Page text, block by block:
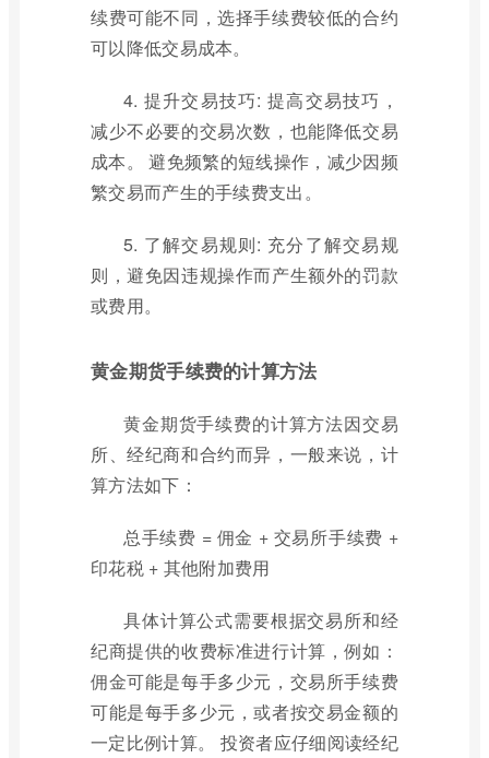
续费可能不同，选择手续费较低的合约
可以降低交易成本。
4. 提升交易技巧: 提高交易技巧，
减少不必要的交易次数，也能降低交易
成本。 避免频繁的短线操作，减少因频
繁交易而产生的手续费支出。
5. 了解交易规则: 充分了解交易规
则，避免因违规操作而产生额外的罚款
或费用。
黄金期货手续费的计算方法
黄金期货手续费的计算方法因交易
所、经纪商和合约而异，一般来说，计
算方法如下：
总手续费 = 佣金 + 交易所手续费 +
印花税 + 其他附加费用
具体计算公式需要根据交易所和经
纪商提供的收费标准进行计算，例如：
佣金可能是每手多少元，交易所手续费
可能是每手多少元，或者按交易金额的
一定比例计算。 投资者应仔细阅读经纪